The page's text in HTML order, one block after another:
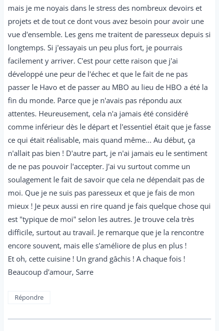
mais je me noyais dans le stress des nombreux devoirs et
projets et de tout ce dont vous avez besoin pour avoir une
vue d'ensemble. Les gens me traitent de paresseux depuis si
longtemps. Si j'essayais un peu plus fort, je pourrais
facilement y arriver. C'est pour cette raison que j'ai
développé une peur de l'échec et que le fait de ne pas
passer le Havo et de passer au MBO au lieu de HBO a été la
fin du monde. Parce que je n'avais pas répondu aux
attentes. Heureusement, cela n'a jamais été considéré
comme inférieur dès le départ et l'essentiel était que je fasse
ce qui était réalisable, mais quand même... Au début, ça
n'allait pas bien ! D'autre part, je n'ai jamais eu le sentiment
de ne pas pouvoir l'accepter. J'ai vu surtout comme un
soulagement le fait de savoir que cela ne dépendait pas de
moi. Que je ne suis pas paresseux et que je fais de mon
mieux ! Je peux aussi en rire quand je fais quelque chose qui
est "typique de moi" selon les autres. Je trouve cela très
difficile, surtout au travail. Je remarque que je la rencontre
encore souvent, mais elle s'améliore de plus en plus !
Et oh, cette cuisine ! Un grand gâchis ! A chaque fois !
Beaucoup d'amour, Sarre
Répondre